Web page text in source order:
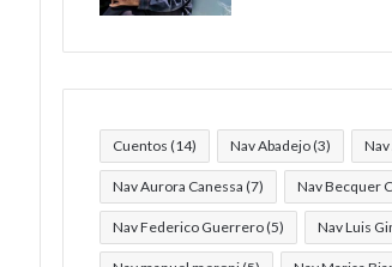
Cuentos (14) Nav Abadejo(3)
Nav Aurora Canessa (7) Nav Becquer
Nav Federico Guerrero(5) Nav Luis